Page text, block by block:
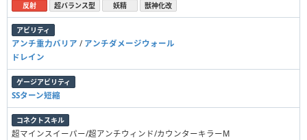
反射
超バランス型 妖精 獣神化改
アビリティ
アンチ重力バリア / アンチダメージウォール
ドレイン
ゲージアビリティ
SSターン短縮
コネクトスキル
超マインスイーパー/超アンチウィンド/カウンターキラーM